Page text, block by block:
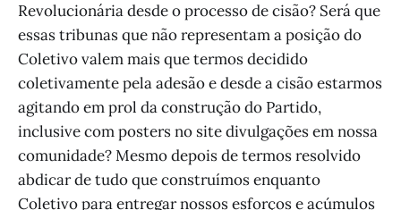
Revolucionária desde o processo de cisão? Será que
essas tribunas que não representam a posição do
Coletivo valem mais que termos decidido
coletivamente pela adesão e desde a cisão estarmos
agitando em prol da construção do Partido,
inclusive com posters no site divulgações em nossa
comunidade? Mesmo depois de termos resolvido
abdicar de tudo que construímos enquanto
Coletivo para entregar nossos esforços e acúmulos